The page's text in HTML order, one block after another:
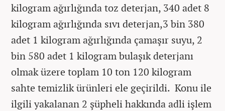
kilogram ağırlığında toz deterjan, 340 adet 8
kilogram ağırlığında sıvı deterjan,3 bin 380
adet 1 kilogram ağırlığında çamaşır suyu, 2
bin 580 adet 1 kilogram bulaşık deterjanı
olmak üzere toplam 10 ton 120 kilogram
sahte temizlik ürünleri ele geçirildi. Konu ile
ilgili yakalanan 2 şüpheli hakkında adli işlem